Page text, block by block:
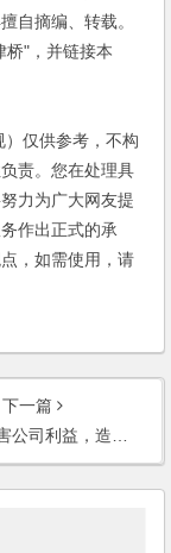
自摘编、转载。
桥"，并链接本
仅供参考，不构
责。您在处理具
力为广大网友提
作出正式的承
，如需使用，请
下一篇
量流失，小股东想停业并进行清算，是否可行？